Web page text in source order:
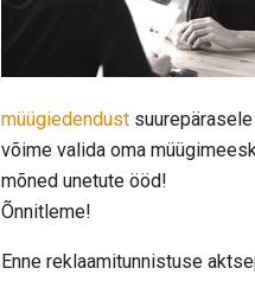
müügiedendust
võime valida oma
mõned unetute ööd!
Õnnitleme!
Enne reklaamitunnistuse